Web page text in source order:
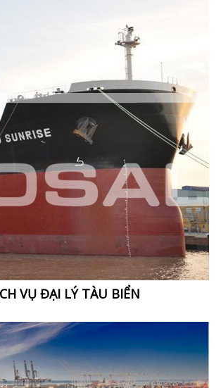
VỤ ĐẠI LÝ TÀU BIỂN